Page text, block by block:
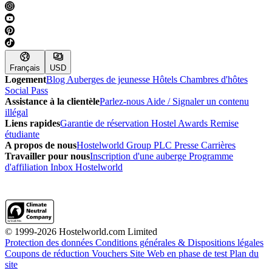
Français USD
LogementBlog Auberges de jeunesse Hôtels Chambres d'hôtes
Social Pass
Assistance à la clientèleParlez-nous Aide / Signaler un contenu
illégal
Liens rapidesGarantie de réservation Hostel Awards Remise
étudiante
A propos de nousHostelworld Group PLC Presse Carrières
Travailler pour nousInscription d'une auberge Programme
d'affiliation Inbox Hostelworld
© 1999-2026 Hostelworld.com Limited
Protection des données Conditions générales & Dispositions légales
Coupons de réduction Vouchers Site Web en phase de test Plan du
site